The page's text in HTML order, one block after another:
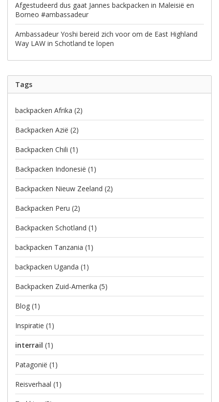
Afgestudeerd dus gaat Jannes backpacken in Maleisië en
Borneo #ambassadeur
Ambassadeur Yoshi bereid zich voor om de East Highland
Way LAW in Schotland te lopen
Tags
backpacken Afrika (2)
Backpacken Azië (2)
Backpacken Chili (1)
Backpacken Indonesië (1)
Backpacken Nieuw Zeeland (2)
Backpacken Peru (2)
Backpacken Schotland (1)
backpacken Tanzania (1)
backpacken Uganda (1)
Backpacken Zuid-Amerika (5)
Blog (1)
Inspiratie (1)
interrail (1)
Patagonië (1)
Reisverhaal (1)